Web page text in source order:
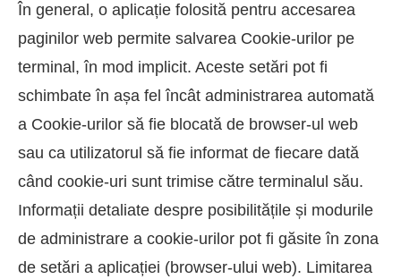
În general, o aplicație folosită pentru accesarea
paginilor web permite salvarea Cookie-urilor pe
terminal, în mod implicit. Aceste setări pot fi
schimbate în așa fel încât administrarea automată
a Cookie-urilor să fie blocată de browser-ul web
sau ca utilizatorul să fie informat de fiecare dată
când cookie-uri sunt trimise către terminalul său.
Informații detaliate despre posibilitățile și modurile
de administrare a cookie-urilor pot fi găsite în zona
de setări a aplicației (browser-ului web). Limitarea